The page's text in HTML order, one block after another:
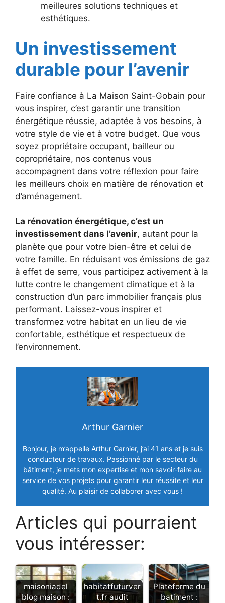
meilleures solutions techniques et
esthétiques.
Un investissement
durable pour l’avenir
Faire confiance à La Maison Saint-Gobain pour
vous inspirer, c’est garantir une transition
énergétique réussie, adaptée à vos besoins, à
votre style de vie et à votre budget. Que vous
soyez propriétaire occupant, bailleur ou
copropriétaire, nos contenus vous
accompagnent dans votre réflexion pour faire
les meilleurs choix en matière de rénovation et
d’aménagement.
La rénovation énergétique, c’est un
investissement dans l’avenir, autant pour la
planète que pour votre bien-être et celui de
votre famille. En réduisant vos émissions de gaz
à effet de serre, vous participez activement à la
lutte contre le changement climatique et à la
construction d’un parc immobilier français plus
performant. Laissez-vous inspirer et
transformez votre habitat en un lieu de vie
confortable, esthétique et respectueux de
l’environnement.
Arthur Garnier
Bonjour, je m’appelle Arthur Garnier, j’ai 41 ans et je suis
conducteur de travaux. Passionné par le secteur du
bâtiment, je mets mon expertise et mon savoir-faire au
service de vos projets pour garantir leur réussite et leur
qualité. Au plaisir de collaborer avec vous !
Articles qui pourraient
vous intéresser:
maisoniadel
blog maison :
habitatfuturver
t.fr audit
Plateforme du
batiment :